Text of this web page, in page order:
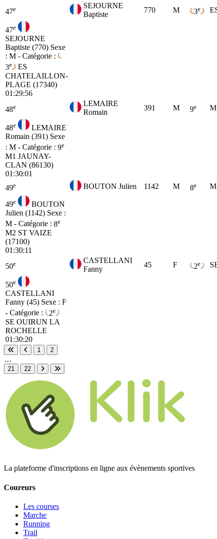
47e
SEJOURNE
Baptiste
770 M 3e
47e
SEJOURNE
Baptiste (770) Sexe
: M - Catégorie :
3e
ES
CHATELAILLON-
PLAGE (17340)
01:29:56
48e
LEMAIRE
Romain
391 M 9e
48e
LEMAIRE
Romain (391) Sexe
: M - Catégorie : 9e
M1 JAUNAY-
CLAN (86130)
01:30:01
49e BOUTON Julien 1142 M 8e
49e
BOUTON
Julien (1142) Sexe :
M - Catégorie : 8e
M2 ST VAIZE
(17100)
01:30:11
50e
CASTELLANI
Fanny
45 F 2e
50e
CASTELLANI
Fanny (45) Sexe : F
- Catégorie :
2e
SE OUIRUN LA
ROCHELLE
01:30:20
Première page
Page précédente
1 2
…
21
22
Page suivante
Dernière page
La plateforme d'inscriptions en ligne aux évènements sportives
Coureurs
Les courses
Marche
Running
Trail